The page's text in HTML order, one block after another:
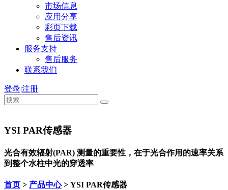
市场信息
应用分享
彩页下载
售后资讯
服务支持
售后服务
联系我们
登录|注册
YSI PAR传感器
光合有效辐射(PAR) 测量的重要性，在于光合作用的速率关系
到整个水柱中光的穿透率
首页 > 产品中心> YSI PAR传感器